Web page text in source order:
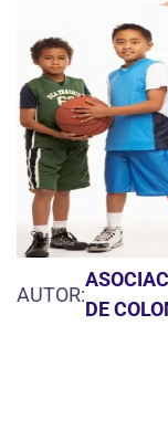
AUTOR:
DE